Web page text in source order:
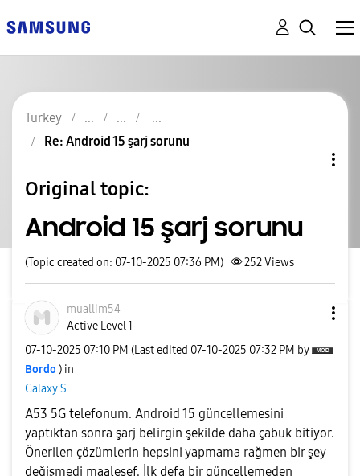
Turkey
Re: Android 15 şarj sorunu
Original topic:
Android 15 şarj sorunu
(Topic created on: 07-10-2025 07:36 PM) 252Views
muallim54
Active Level 1
‎07-10-2025 07:10 PM (Last edited ‎07-10-2025 07:32 PM by
Bordo ) in
Galaxy S
A53 5G telefonum. Android 15 güncellemesini
yaptıktan sonra şarj belirgin şekilde daha çabuk bitiyor.
Önerilen çözümlerin hepsini yapmama rağmen bir şey
değişmedi maalesef. İlk defa bir güncellemeden